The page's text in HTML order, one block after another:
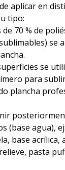
aplicar en
tipo:
de 70 % de
se
se
para
plancha
(base agua),
base acrílica,
pasta